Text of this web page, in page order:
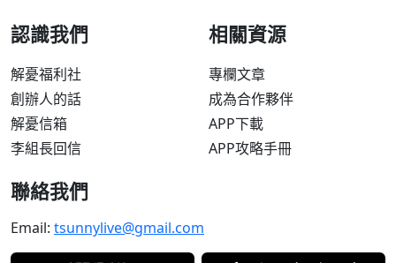
認識我們
解憂福利社
創辦人的話
解憂信箱
李組長回信
相關資源
專欄文章
成為合作夥伴
APP下載
APP攻略手冊
聯絡我們
Email: tsunnylive@gmail.com